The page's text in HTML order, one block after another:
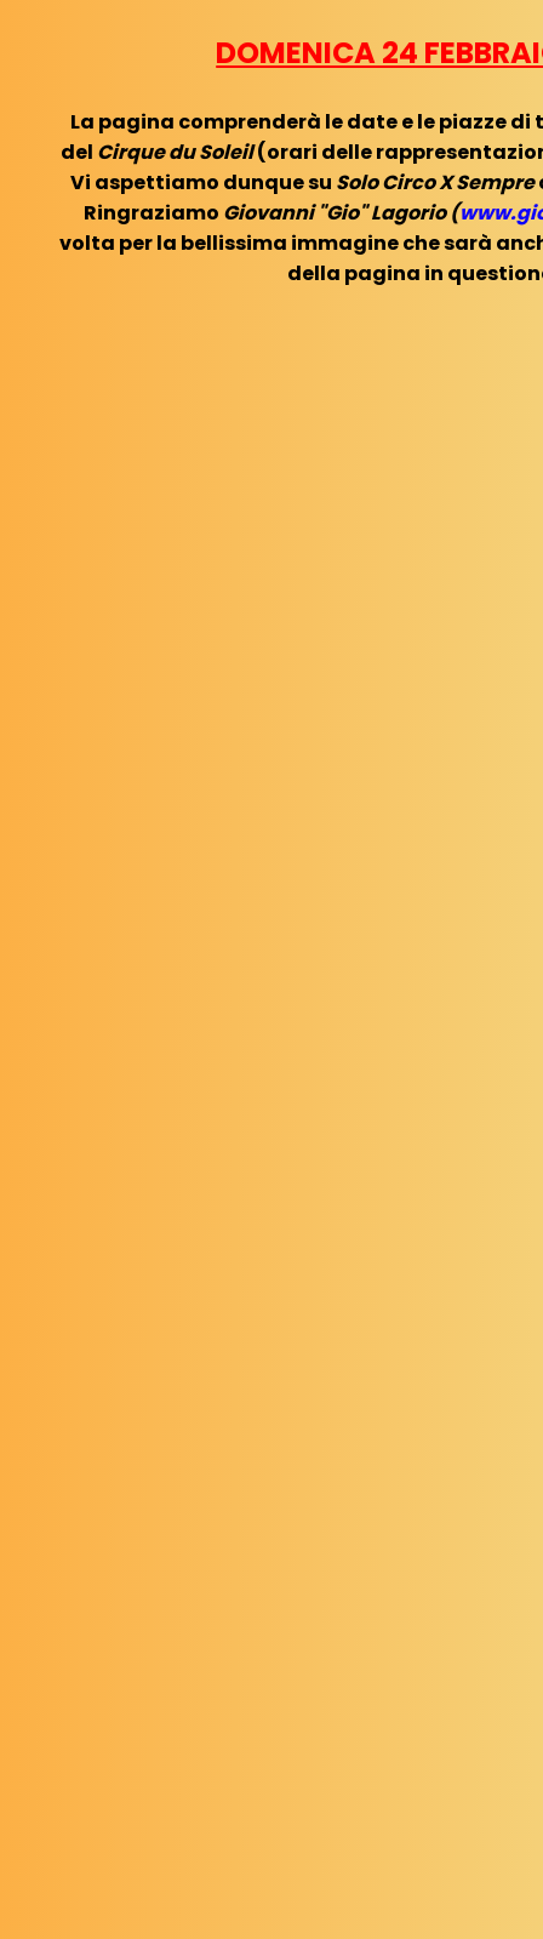
DOMENICA 24
La pagina comprenderà le date e le piazze
del Cirque du Soleil(orari delle
Vi aspettiamo dunque su Solo Circo X Sempre
Ringraziamo Giovanni "Gio" Lagorio (
volta per la bellissima immagine che sarà
della pagina in